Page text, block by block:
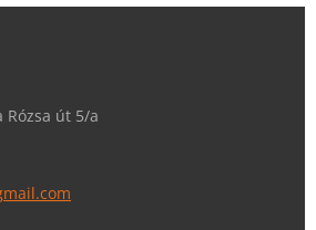
Rózsa út 5/a
mail.com